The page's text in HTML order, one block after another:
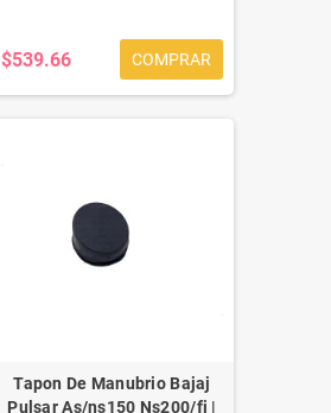
$539.66 COMPRAR
Tapon De Manubrio Bajaj
Pulsar As/ns150 Ns200/fi |